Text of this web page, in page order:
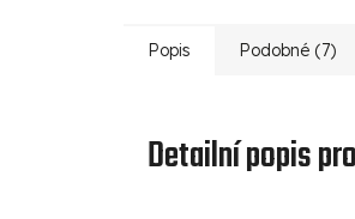
Popis Podobné (7)
Detailní popis